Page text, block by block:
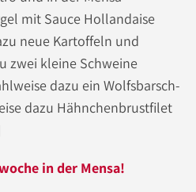
mit Sauce Hollandaise
neue Kartoffeln und
zwei kleine Schweine
dazu ein Wolfsbarsch-
dazu Hähnchenbrustfilet
in der Mensa!